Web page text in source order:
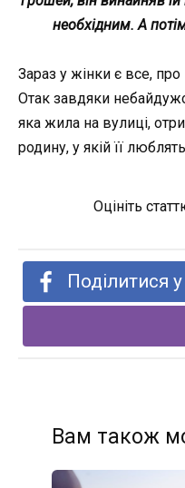
необхідним. А
Зараз у жінки є все,
Отак завдяки
яка жила на вулиці,
родину, у якій її
Оцініть
Поділитися
Вам також